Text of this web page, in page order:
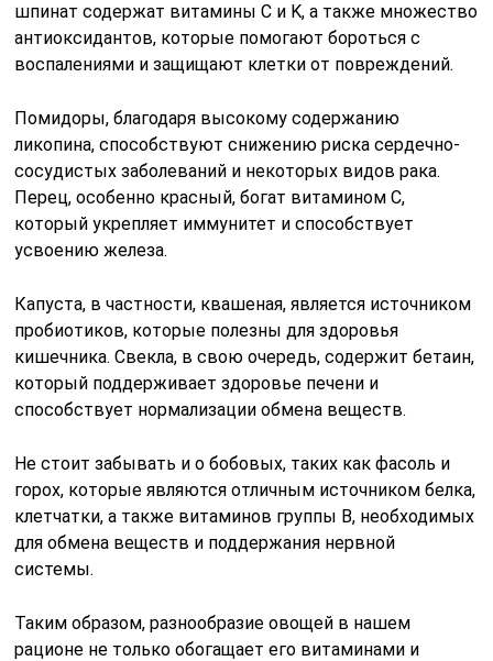
шпинат содержат витамины C и K, а также множество
антиоксидантов, которые помогают бороться с
воспалениями и защищают клетки от повреждений.
Помидоры, благодаря высокому содержанию
ликопина, способствуют снижению риска сердечно-
сосудистых заболеваний и некоторых видов рака.
Перец, особенно красный, богат витамином C,
который укрепляет иммунитет и способствует
усвоению железа.
Капуста, в частности, квашеная, является источником
пробиотиков, которые полезны для здоровья
кишечника. Свекла, в свою очередь, содержит бетаин,
который поддерживает здоровье печени и
способствует нормализации обмена веществ.
Не стоит забывать и о бобовых, таких как фасоль и
горох, которые являются отличным источником белка,
клетчатки, а также витаминов группы B, необходимых
для обмена веществ и поддержания нервной
системы.
Таким образом, разнообразие овощей в нашем
рационе не только обогащает его витаминами и